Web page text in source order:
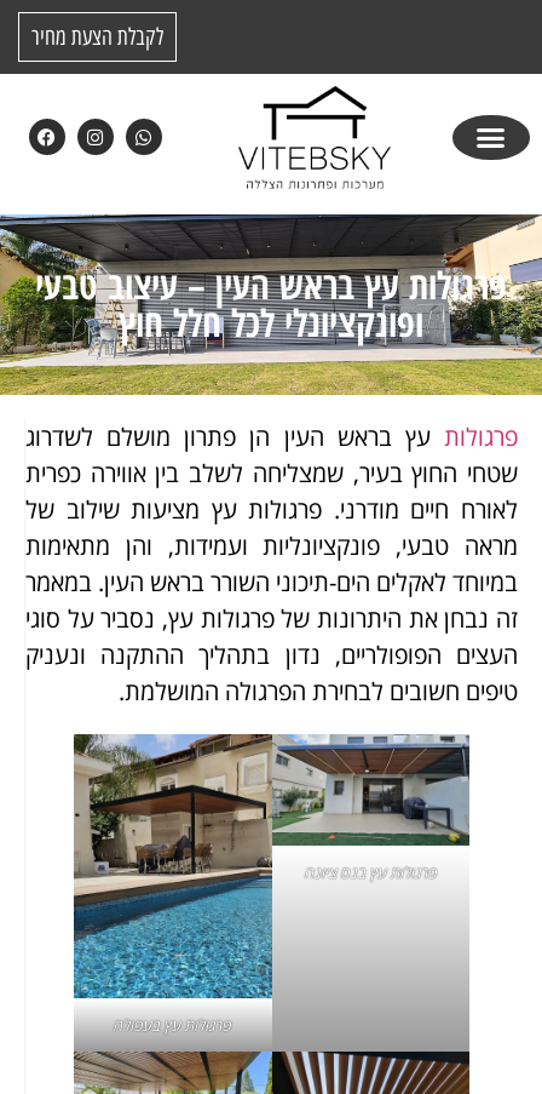
לקבלת הצעת מחיר
פרגולות עץ בראש העין – עיצוב טבעי
ופונקציונלי לכל חלל חוץ
פרגולות עץ בראש העין הן פתרון מושלם לשדרוג
שטחי החוץ בעיר, שמצליחה לשלב בין אווירה כפרית
לאורח חיים מודרני. פרגולות עץ מציעות שילוב של
מראה טבעי, פונקציונליות ועמידות, והן מתאימות
במיוחד לאקלים הים-תיכוני השורר בראש העין. במאמר
זה נבחן את היתרונות של פרגולות עץ, נסביר על סוגי
העצים הפופולריים, נדון בתהליך ההתקנה ונעניק
טיפים חשובים לבחירת הפרגולה המושלמת.
פרגולות עץ בנס ציונה
פרגולות עץ בעפולה